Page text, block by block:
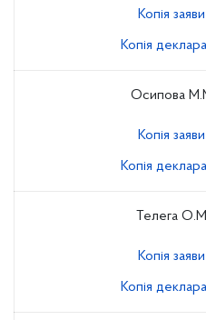
Копія заяви
Копія
Осипова
Копія заяви
Копія
Телега
Копія заяви
Копія